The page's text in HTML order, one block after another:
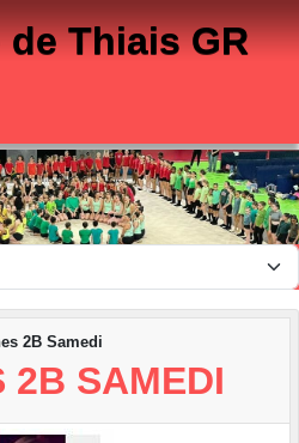
de Thiais GR
2B Samedi
2B SAMEDI